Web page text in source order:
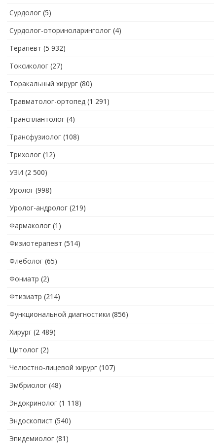
Сурдолог (5)
Сурдолог-оториноларинголог (4)
Терапевт (5 932)
Токсиколог (27)
Торакальный хирург (80)
Травматолог-ортопед (1 291)
Трансплантолог (4)
Трансфузиолог (108)
Трихолог (12)
УЗИ (2 500)
Уролог (998)
Уролог-андролог (219)
Фармаколог (1)
Физиотерапевт (514)
Флеболог (65)
Фониатр (2)
Фтизиатр (214)
Функциональной диагностики (856)
Хирург (2 489)
Цитолог (2)
Челюстно-лицевой хирург (107)
Эмбриолог (48)
Эндокринолог (1 118)
Эндоскопист (540)
Эпидемиолог (81)